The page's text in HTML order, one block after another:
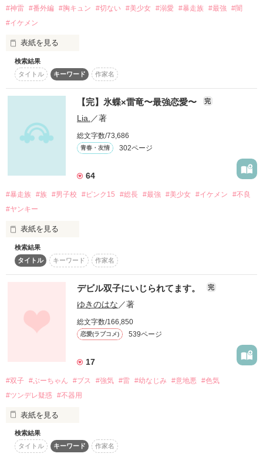
オレンジマーブル様
3ii様
素敵なレビューありがとうございました！
・
表紙画像は吉永 優様より
ありがとうございます！
・
アブない予感がするでしょう？
ガオッ！！
――なんちゃって」
暴走族と侍と番犬と天才と
“愛の形”を探す物語
（あ、こいつ、苦手だ）
2017/12/15 更新開始
2018/01/20 執筆終了
2018/03/27 更新終了
＼総合ランキング 最高７位／
★レビューThanks★
#神雷 #番外編 #胸キュン #切ない #美少女 #溺愛 #暴走族 #最強
#闇
#イケメン
表紙を見る
守りたい。
君のことを、ただ純粋に。
「獣★愛」番外編！
本編では描いていない
ある人物の特別視線。
スペシャルストーリー
2015/07/16 更新開始
2015/07/20 更新終了
検索結果
タイトル
キーワード 作家名
【完】氷蝶×雷竜〜最強恋愛〜 完
Lia. ／著
総文字数/73,686
青春・友情 302ページ
64
#暴走族 #族 #男子校 #ピンク15 #総長 #最強 #美少女 #イケメン
#不良
#ヤンキー
表紙を見る
西條 リリアーSaijou Liliaー
氷蝶
総長  伊吹 颯ーIbuki Souー
副総長 山城 伊織ーYamashiro Ioriー
幹部 早坂 奏斗ーHayasaka Kanatoー
幹部 綾咲 蒼ーAyasaki Aoiー
検索結果
タイトル
キーワード 作家名
デビル双子にいじられてます。 完
ゆきのはな ／著
総文字数/166,850
恋愛(ラブコメ) 539ページ
17
#双子 #ぶーちゃん #ブス #強気 #雷 #幼なじみ #意地悪 #色気
#ツンデレ疑惑 #不器用
表紙を見る
あたしの家の隣には双子が住んでいる。
検索結果
タイトル
キーワード 作家名